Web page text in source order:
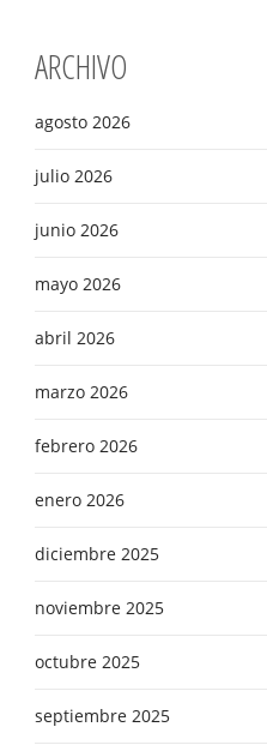
ARCHIVO
agosto 2026
julio 2026
junio 2026
mayo 2026
abril 2026
marzo 2026
febrero 2026
enero 2026
diciembre 2025
noviembre 2025
octubre 2025
septiembre 2025